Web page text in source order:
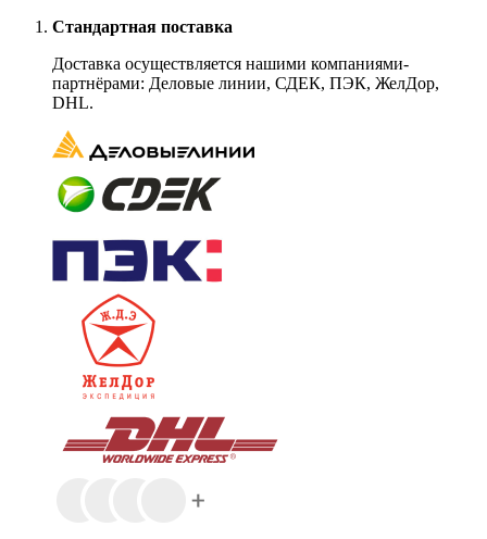
Стандартная поставка
Доставка осуществляется нашими компаниями-
партнёрами: Деловые линии, СДЕК, ПЭК, ЖелДор,
DHL.